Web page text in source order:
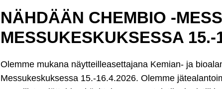
NÄHDÄÄN CHEMBIO -
MESSUKESKUKSESSA 15.-
Olemme mukana näytteilleasettajana Kemian- ja
Messukeskuksessa 15.-16.4.2026. Olemme